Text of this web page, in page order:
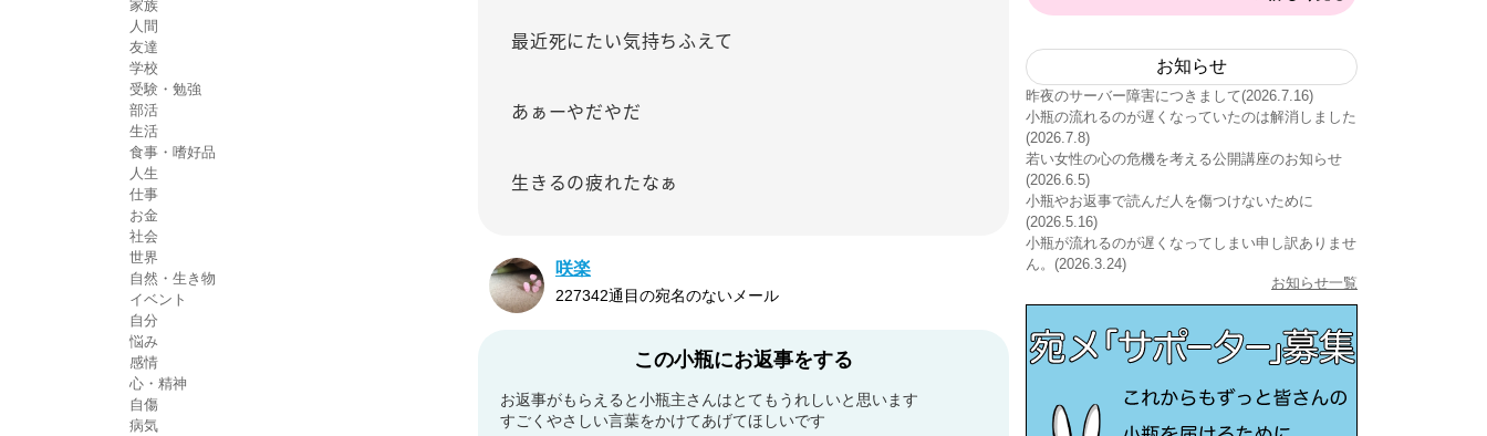
家族
人間
友達
学校
受験・勉強
部活
生活
食事・嗜好品
人生
仕事
お金
社会
世界
自然・生き物
イベント
自分
悩み
感情
心・精神
自傷
病気
最近死にたい気持ちふえて
あぁーやだやだ
生きるの疲れたなぁ
咲楽
227342通目の宛名のないメール
この小瓶にお返事をする
お返事がもらえると小瓶主さんはとてもうれしいと思います
すごくやさしい言葉をかけてあげてほしいです
お知らせ
昨夜のサーバー障害につきまして(2026.7.16)
小瓶の流れるのが遅くなっていたのは解消しました
(2026.7.8)
若い女性の心の危機を考える公開講座のお知らせ
(2026.6.5)
小瓶やお返事で読んだ人を傷つけないために
(2026.5.16)
小瓶が流れるのが遅くなってしまい申し訳ありませ
ん。(2026.3.24)
お知らせ一覧